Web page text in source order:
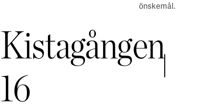
Kistagången
16
PDF
PDF
önskemål.